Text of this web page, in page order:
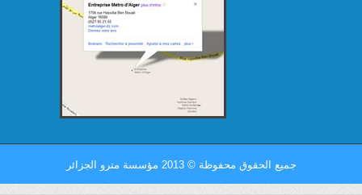
جميع الحقوق محفوظة© 2013 مؤسسة مترو الجزائر